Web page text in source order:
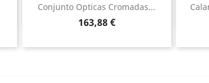
Conjunto Opticas Cromadas...
Precio
163,88 €
 Vista rápida